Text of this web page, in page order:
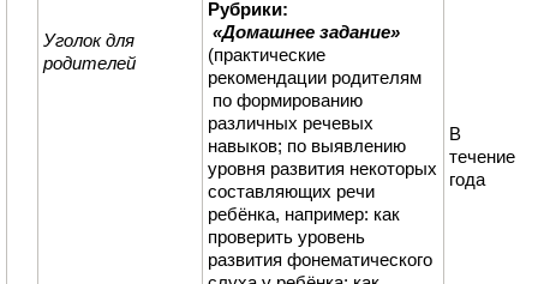
Уголок для
родителей
Рубрики:
«Домашнее задание»
(практические
рекомендации родителям
по формированию
различных речевых
навыков; по выявлению
уровня развития некоторых
составляющих речи
ребёнка, например: как
проверить уровень
развития фонематического
В
течение
года